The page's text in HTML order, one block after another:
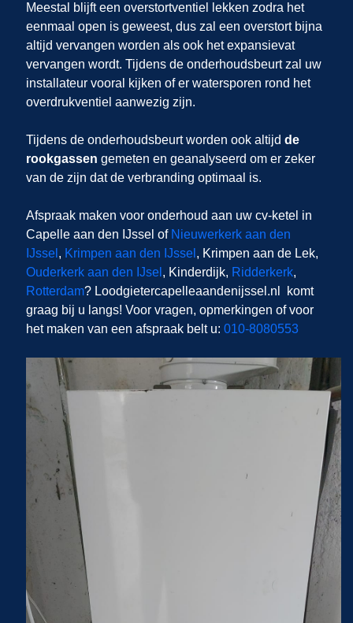
Meestal blijft een overstortventiel lekken zodra het
eenmaal open is geweest, dus zal een overstort bijna
altijd vervangen worden als ook het expansievat
vervangen wordt. Tijdens de onderhoudsbeurt zal uw
installateur vooral kijken of er watersporen rond het
overdrukventiel aanwezig zijn.
Tijdens de onderhoudsbeurt worden ook altijd de
rookgassen gemeten en geanalyseerd om er zeker
van de zijn dat de verbranding optimaal is.
Afspraak maken voor onderhoud aan uw cv-ketel in
Capelle aan den IJssel of Nieuwerkerk aan den
IJssel , Krimpen aan den IJssel , Krimpen aan de Lek,
Ouderkerk aan den IJsel , Kinderdijk, Ridderkerk,
Rotterdam? Loodgietercapelleaandenijssel.nl
komt
graag bij u langs! Voor vragen, opmerkingen of voor
het maken van een afspraak belt u: 010-8080553